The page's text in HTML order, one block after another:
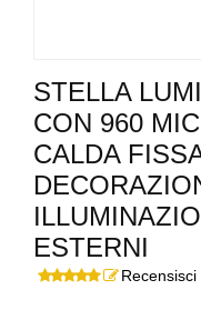
STELLA
CON 960
CALDA
ESTERNI